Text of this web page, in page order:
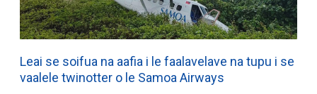
Leai se soifua na aafia i le faalavelave na tupu i se
vaalele twinotter o le Samoa Airways